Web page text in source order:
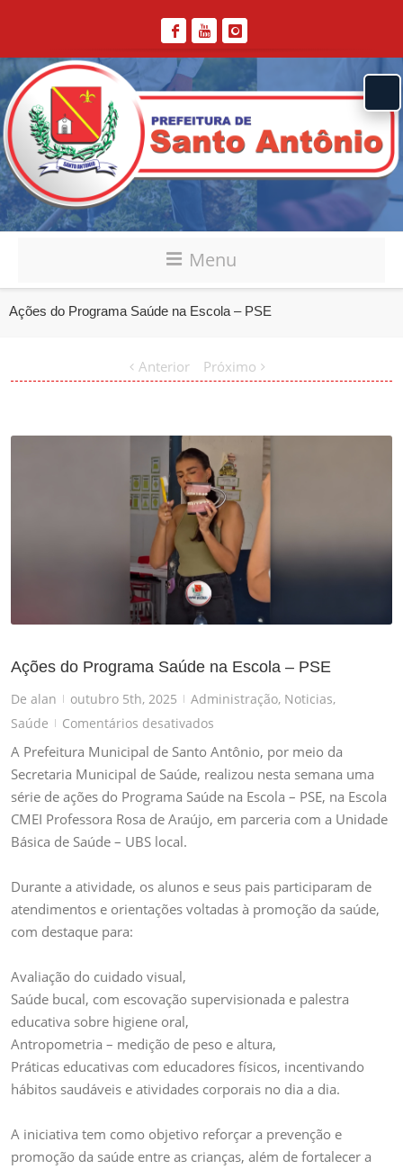
Menu
Ações do Programa Saúde na Escola – PSE
Anterior Próximo
Ações do Programa Saúde na Escola – PSE
De alan | outubro 5th, 2025 | Administração, Noticias,
Saúde
| Comentários desativados
Ações
do
Programa
PSE
A Prefeitura Municipal de Santo Antônio, por meio da
Secretaria Municipal de Saúde, realizou nesta semana uma
série de ações do Programa Saúde na Escola – PSE, na Escola
CMEI Professora Rosa de Araújo, em parceria com a Unidade
Básica de Saúde – UBS local.
Durante a atividade, os alunos e seus pais participaram de
atendimentos e orientações voltadas à promoção da saúde,
com destaque para:
Avaliação do cuidado visual,
Saúde bucal, com escovação supervisionada e palestra
educativa sobre higiene oral,
Antropometria – medição de peso e altura,
Práticas educativas com educadores físicos, incentivando
hábitos saudáveis e atividades corporais no dia a dia.
A iniciativa tem como objetivo reforçar a prevenção e
promoção da saúde entre as crianças, além de fortalecer a